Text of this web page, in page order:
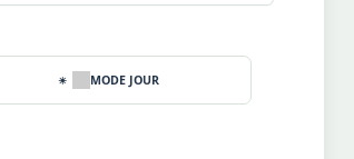
MODE JOUR